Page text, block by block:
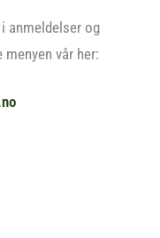
anmeldelser og
menyen vår her: